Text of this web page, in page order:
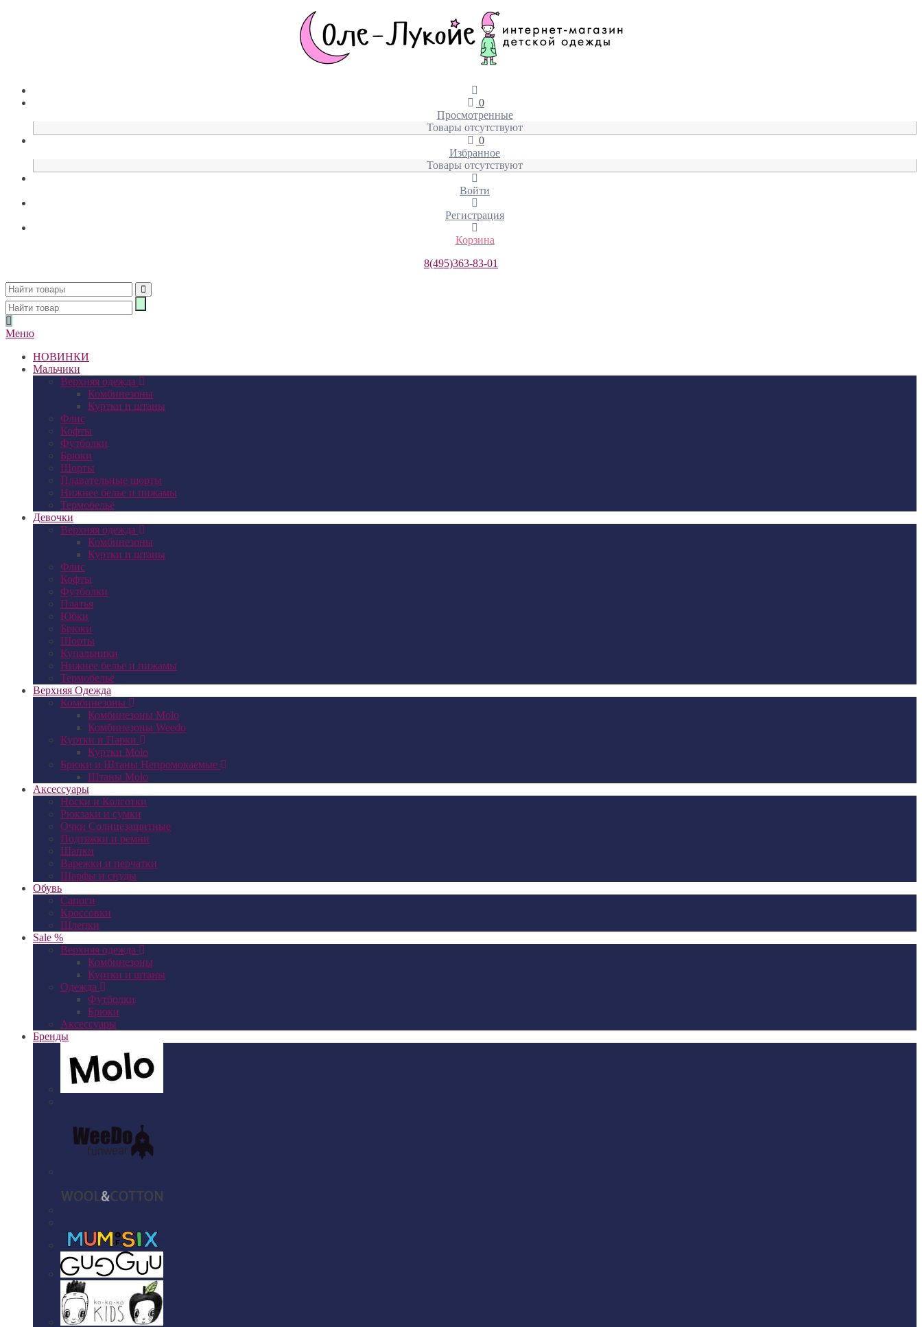
0
Просмотренные
Товары отсутствуют
0
Избранное
Товары отсутствуют
Войти
Регистрация
Корзина
8(495)363-83-01
Меню
НОВИНКИ
Мальчики
Верхняя одежда
Комбинезоны
Куртки и штаны
Флис
Кофты
Футболки
Брюки
Шорты
Плавательные шорты
Нижнее белье и пижамы
Термобельё
Девочки
Верхняя одежда
Комбинезоны
Куртки и штаны
Флис
Кофты
Футболки
Платья
Юбки
Брюки
Шорты
Купальники
Нижнее белье и пижамы
Термобельё
Верхняя Одежда
Комбинезоны
Комбинезоны Molo
Комбинезоны Weedo
Куртки и Парки
Куртки Molo
Брюки и Штаны Непромокаемые
Штаны Molo
Аксессуары
Носки и Колготки
Рюкзаки и сумки
Очки Солнцезащитные
Подтяжки и ремни
Шапки
Варежки и перчатки
Шарфы и снуды
Обувь
Сапоги
Кроссовки
Шлепки
Sale %
Верхняя одежда
Комбинезоны
Куртки и штаны
Одежда
Футболки
Брюки
Аксессуары
Бренды